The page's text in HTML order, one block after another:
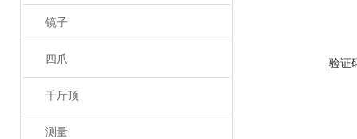
镜子
四爪
千斤顶
测量
验证